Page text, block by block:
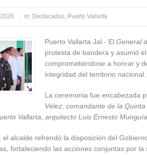
in: Destacadas, Puerto Vallarta
Puerto Vallarta Jal.- El General
protesta de bandera y asumió
comprometiéndose a honrar y
integridad del territorio nacional.
La ceremonia fue encabezada
Vélez comandante de la
Vallarta arquitecto Luis Ernesto
el alcalde refrendó la disposición del
fortaleciendo las acciones conjuntas por